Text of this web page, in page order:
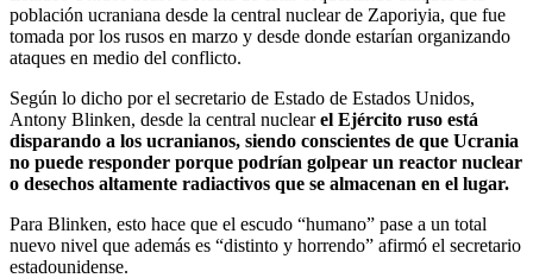
población ucraniana desde la central nuclear de Zaporiyia, que fue
tomada por los rusos en marzo y desde donde estarían organizando
ataques en medio del conflicto.
Según lo dicho por el secretario de Estado de Estados Unidos,
Antony Blinken, desde la central nuclearel Ejército ruso está
disparando a los ucranianos, siendo conscientes de que Ucrania
no puede responder porque podrían golpear un reactor nuclear
o desechos altamente radiactivos que se almacenan en el lugar.
Para Blinken, esto hace que el escudo “humano” pase a un total
nuevo nivel que además es “distinto y horrendo” afirmó el secretario
estadounidense.